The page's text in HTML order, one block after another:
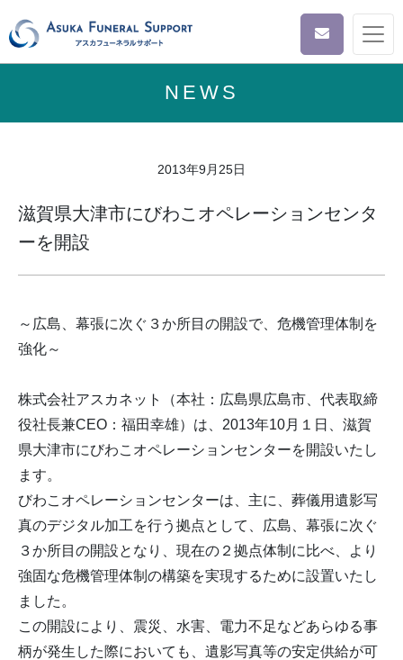
NEWS
2013年9月25日
滋賀県大津市にびわこオペレーションセンタ
ーを開設
～広島、幕張に次ぐ３か所目の開設で、危機管理体制を
強化～
株式会社アスカネット（本社：広島県広島市、代表取締
役社長兼CEO：福田幸雄）は、2013年10月１日、滋賀
県大津市にびわこオペレーションセンターを開設いたし
ます。
びわこオペレーションセンターは、主に、葬儀用遺影写
真のデジタル加工を行う拠点として、広島、幕張に次ぐ
３か所目の開設となり、現在の２拠点体制に比べ、より
強固な危機管理体制の構築を実現するために設置いたし
ました。
この開設により、震災、水害、電力不足などあらゆる事
柄が発生した際においても、遺影写真等の安定供給が可